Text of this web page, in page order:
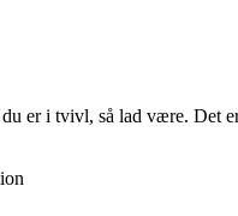
er i tvivl, så lad være. Det